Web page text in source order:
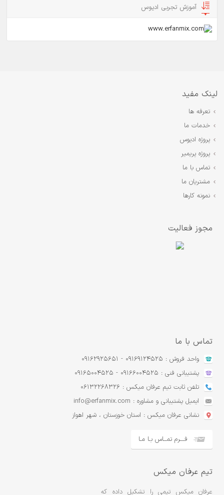
آموزش تجربی ادیوس
لینک مفید
تعرفه ها
خدمات ما
پروژه ادیوس
پروژه پریمیر
تماس با ما
مشتریان ما
نمونه کارها
مجوز فعالیت
تماس با ما
واحد فروش : 09169124525 - 09162925651
پشتیبانی فنی : 09166004525 - 09165004525
تلفن ثابت تیم عرفان میکس : 06132268326
ایمیل پشتیبانی و مشاوره : info@erfanmix.com
نشانی عرفان میکس : استان خوزستان ، شهر اهواز
فـــرم تمــاس بـا مـا
تیم عرفان میکس
عرفان ميکس تيمي را تشکيل داده که